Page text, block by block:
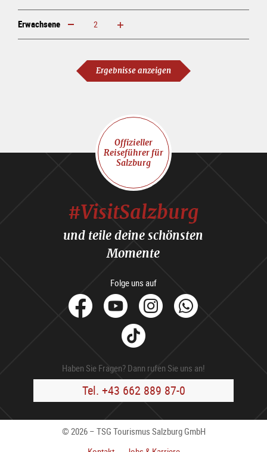
Erwachsene erhöhen verringern
Ergebnisse anzeigen
Offizieller
Reiseführer für
Salzburg
#VisitSalzburg
und teile deine schönsten
Momente
Folge uns auf
facebook
YoutubeInstagram
Tik
Tok
Haben Sie Fragen? Dann rufen Sie uns an!
Tel. +43 662 889 87-0
© 2026 – TSG Tourismus Salzburg GmbH